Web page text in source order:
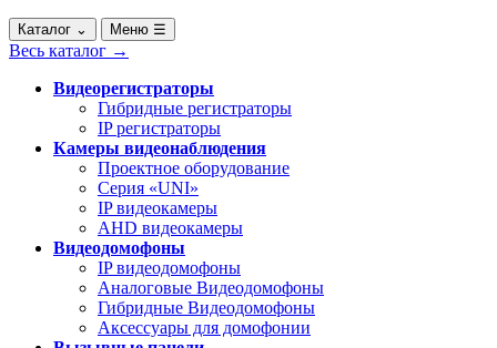
Каталог ⌄ Меню ☰
Весь каталог →
Видеорегистраторы
Гибридные регистраторы
IP регистраторы
Камеры видеонаблюдения
Проектное оборудование
Серия «UNI»
IP видеокамеры
AHD видеокамеры
Видеодомофоны
IP видеодомофоны
Аналоговые Видеодомофоны
Гибридные Видеодомофоны
Аксессуары для домофонии